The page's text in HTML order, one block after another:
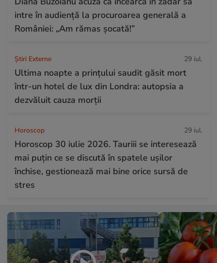
intre în audiență la procuroarea generală a
României: „Am rămas șocată!”
Știri Externe 29 iul.
Ultima noapte a prințului saudit găsit mort
într-un hotel de lux din Londra: autopsia a
dezvăluit cauza morții
Horoscop 29 iul.
Horoscop 30 iulie 2026. Tauriii se interesează
mai puțin ce se discută în spatele ușilor
închise, gestionează mai bine orice sursă de
stres